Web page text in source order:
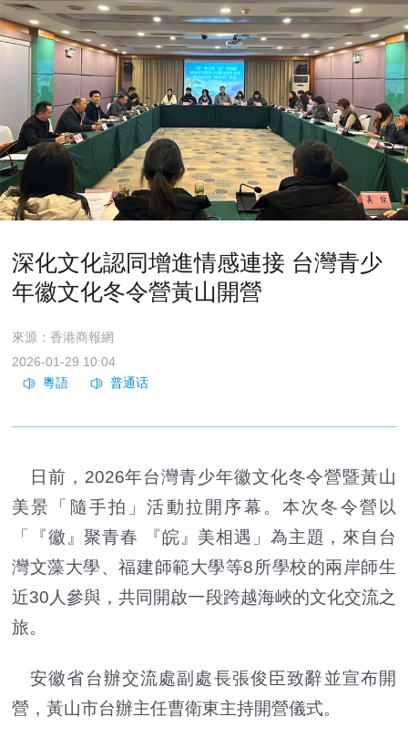
深化文化認同增進情感連接 台灣青少
年徽文化冬令營黃山開營
來源：香港商報網
2026-01-29 10:04
日前，2026年台灣青少年徽文化冬令營暨黃山
美景「隨手拍」活動拉開序幕。本次冬令營以
「『徽』聚青春 『皖』美相遇」為主題，來自台
灣文藻大學、福建師範大學等8所學校的兩岸師生
近30人參與，共同開啟一段跨越海峽的文化交流之
旅。
安徽省台辦交流處副處長張俊臣致辭並宣布開
營，黃山市台辦主任曹衛東主持開營儀式。